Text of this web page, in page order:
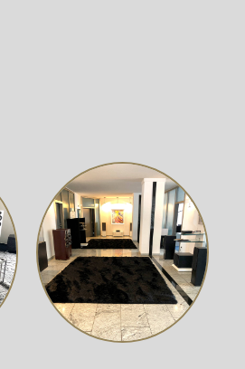
gegen
und die Lebensdauer der
gestaltete